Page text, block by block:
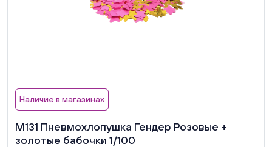
Наличие в магазинах
М131 Пневмохлопушка Гендер Розовые +
золотые бабочки 1/100